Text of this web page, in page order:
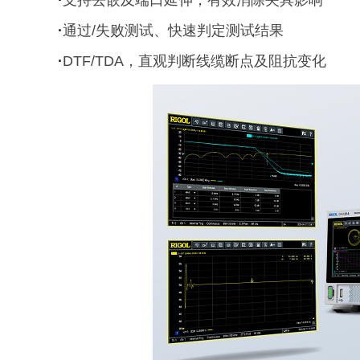
·通过/失败测试、快速判定测试结果
·DTF/TDA，直观判断线缆断点及阻抗变化